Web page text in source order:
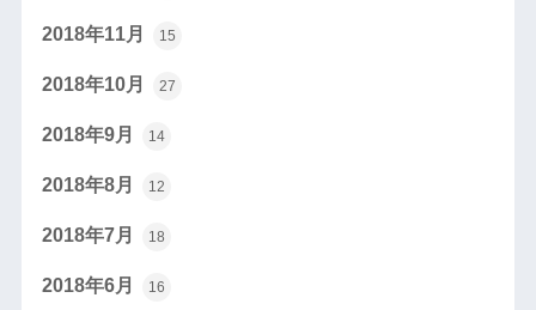
2018年11月 15
2018年10月 27
2018年9月 14
2018年8月 12
2018年7月 18
2018年6月 16